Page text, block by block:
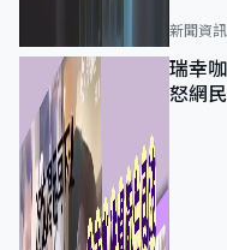
新聞資訊
瑞幸
怒網